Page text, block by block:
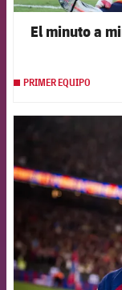
El minuto a
PRIMER EQUIPO